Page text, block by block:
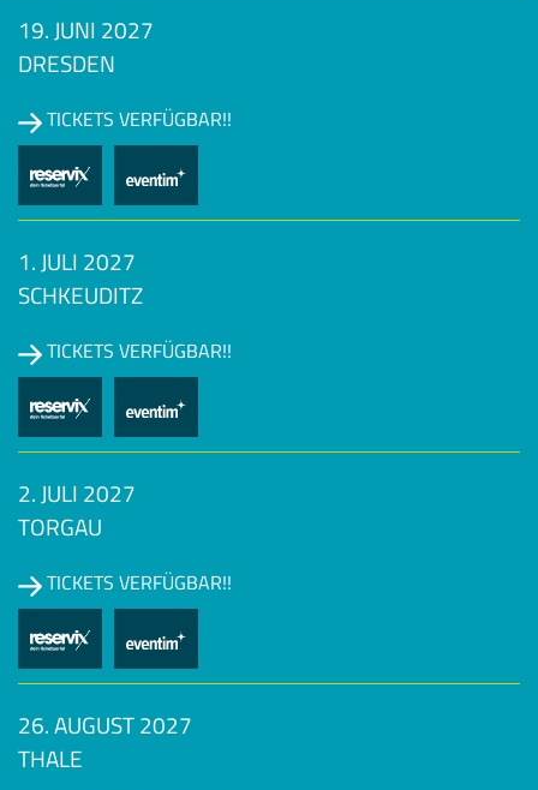
19. JUNI 2027
DRESDEN
TICKETS VERFÜGBAR!!
1. JULI 2027
SCHKEUDITZ
TICKETS VERFÜGBAR!!
2. JULI 2027
TORGAU
TICKETS VERFÜGBAR!!
26. AUGUST 2027
THALE